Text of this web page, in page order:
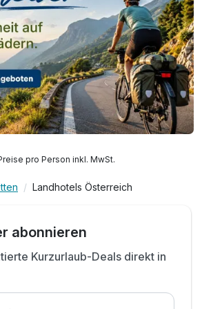
pro Person inkl. MwSt.
Landhotels Österreich
abonnieren
Kurzurlaub-Deals direkt in